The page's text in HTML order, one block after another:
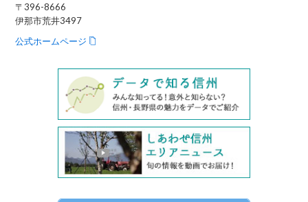
〒396-8666
伊那市荒井3497
公式ホームページ